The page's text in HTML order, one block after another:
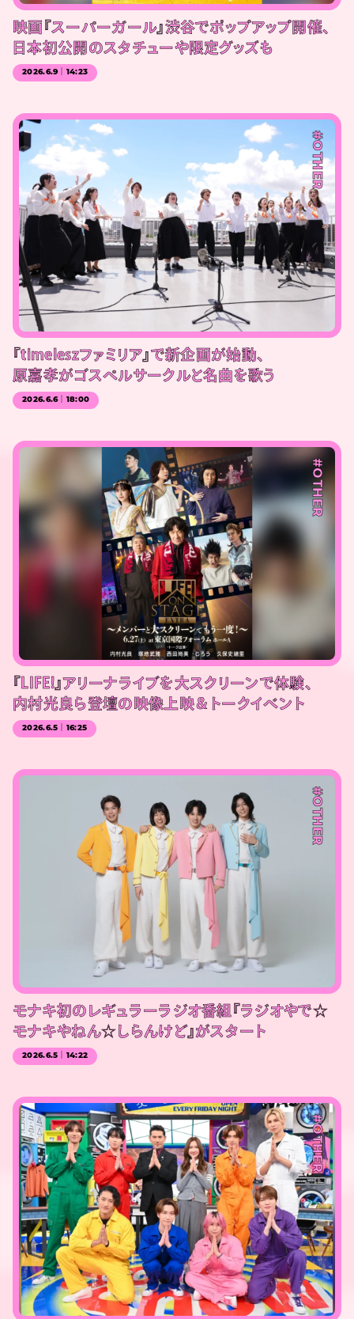
映画『スーパーガール』渋谷でポップアップ開催、
日本初公開のスタチューや限定グッズも
2026.6.9｜14:23
#OTHER
『timeleszファミリア』で新企画が始動、
原嘉孝がゴスペルサークルと名曲を歌う
2026.6.6｜18:00
#OTHER
『LIFE!』アリーナライブを大スクリーンで体験、
内村光良ら登壇の映像上映＆トークイベント
2026.6.5｜16:25
#OTHER
モナキ初のレギュラーラジオ番組『ラジオやで☆
モナキやねん☆しらんけど』がスタート
2026.6.5｜14:22
#OTHER